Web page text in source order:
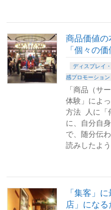
商品価値の
「個々の
ディスプレイ
感プロモーション
「商品（サ
体験」によ
方法 人に「
に、自分自
で、随分伝
読みしたよ
「集客」
店」にな